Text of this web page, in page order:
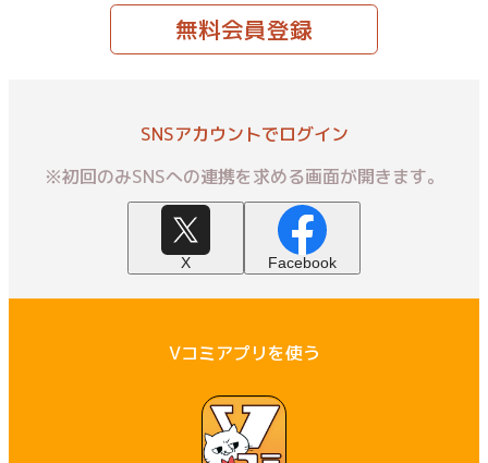
無料会員登録
SNSアカウントでログイン
※初回のみSNSへの連携を求める画面が開きます。
X Facebook
Vコミアプリを使う